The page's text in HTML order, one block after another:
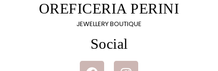
OREFICERIA PERINI
JEWELLERY BOUTIQUE
Social